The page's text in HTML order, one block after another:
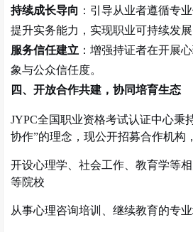
持续成长导向 ：引导从业者遵循专
提升实务能力，实现职业可持续发展
服务信任建立 ：增强持证者在开展
象与公众信任度。
四、开放合作共建，协同培育生态
JYPC全国职业资格考试认证中心秉
协作”的理念，现公开招募合作机构
开设心理学、社会工作、教育学等
等院校
从事心理咨询培训、继续教育的专